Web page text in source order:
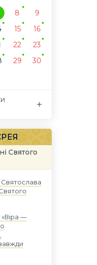
8
9
15
16
22
23
29
30
Святого
«Віра —